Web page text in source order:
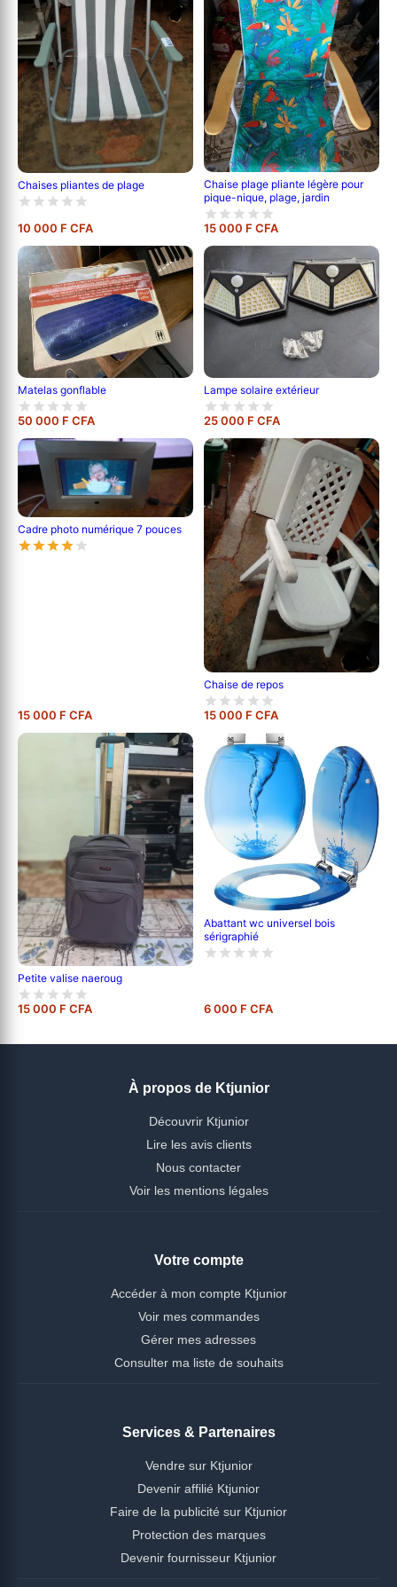
Chaises pliantes de plage
10 000 F CFA
Chaise plage pliante légère pour
pique-nique, plage, jardin
15 000 F CFA
Matelas gonflable
50 000 F CFA
Lampe solaire extérieur
25 000 F CFA
Cadre photo numérique 7 pouces
15 000 F CFA
Chaise de repos
15 000 F CFA
Petite valise naeroug
15 000 F CFA
Abattant wc universel bois
sérigraphié
6 000 F CFA
À propos de Ktjunior
Découvrir Ktjunior
Lire les avis clients
Nous contacter
Voir les mentions légales
Votre compte
Accéder à mon compte Ktjunior
Voir mes commandes
Gérer mes adresses
Consulter ma liste de souhaits
Services & Partenaires
Vendre sur Ktjunior
Devenir affilié Ktjunior
Faire de la publicité sur Ktjunior
Protection des marques
Devenir fournisseur Ktjunior